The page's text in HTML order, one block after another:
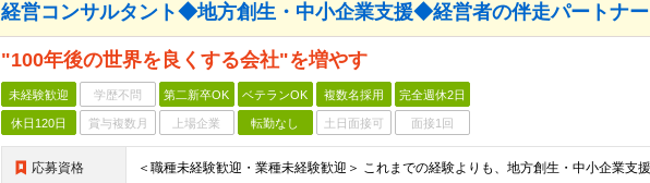
経営コンサルタント◆地方創生・中小企業支援◆経営者の伴走パートナー
"100年後の世界を良くする会社"を増やす
未経験歓迎 学歴不問 第二新卒OK ベテランOK 複数名採用 完全週休2日
休日120日 賞与複数月 上場企業 転勤なし 土日面接可 面接1回
応募資格